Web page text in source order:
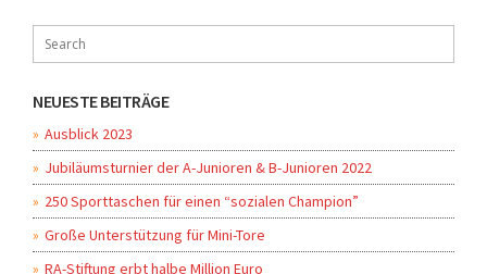
NEUESTE BEITRÄGE
Ausblick 2023
Jubiläumsturnier der A-Junioren & B-Junioren 2022
250 Sporttaschen für einen “sozialen Champion”
Große Unterstützung für Mini-Tore
RA-Stiftung erbt halbe Million Euro